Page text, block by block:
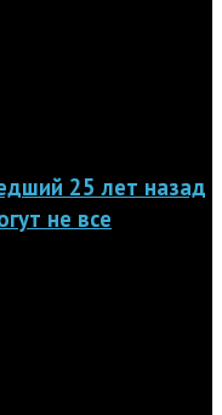
25 лет назад
не все